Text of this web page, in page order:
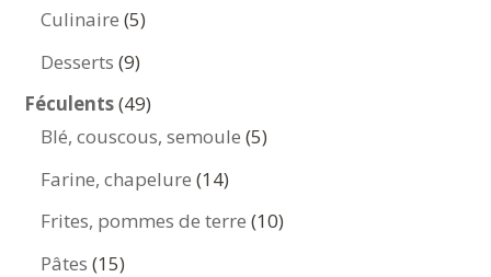
Culinaire 55
Desserts 99
produits
Féculents 4949
produits
Blé, couscous, semoule 55
Farine, chapelure 1414
produits
Frites, pommes de terre 1010
Pâtes 1515